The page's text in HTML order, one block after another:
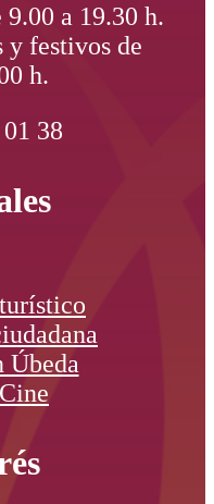
a 19.30 h.
y festivos de
h.
38
Úbeda